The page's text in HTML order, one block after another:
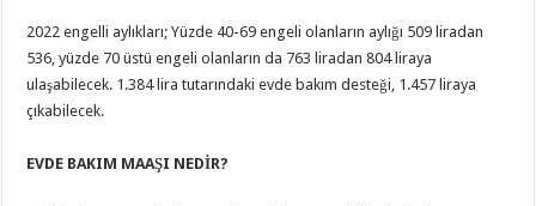
2022 engelli aylıkları; Yüzde 40-69 engeli olanların aylığı 509 liradan
536, yüzde 70 üstü engeli olanların da 763 liradan 804 liraya
ulaşabilecek. 1.384 lira tutarındaki evde bakım desteği, 1.457 liraya
çıkabilecek.
EVDE BAKIM MAAŞI NEDİR?